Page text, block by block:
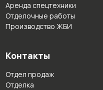
Аренда спецтехники
Отделочные работы
Производство ЖБИ
Контакты
Отдел продаж
Отделка